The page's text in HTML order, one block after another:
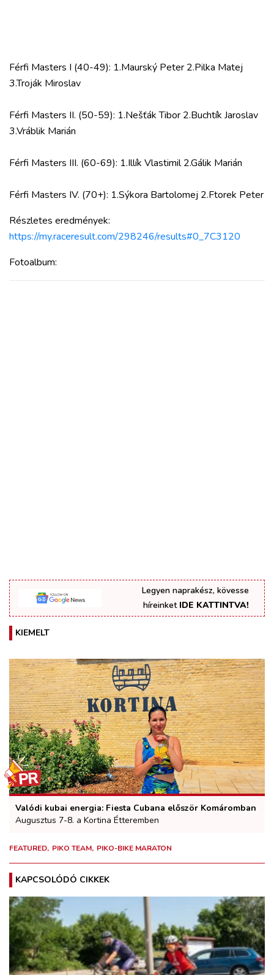
Férfi Masters I (40-49): 1.Maurský Peter 2.Pilka Matej
3.Troják Miroslav
Férfi Masters II. (50-59): 1.Nešťák Tibor 2.Buchtík Jaroslav
3.Vráblik Marián
Férfi Masters III. (60-69): 1.Illík Vlastimil 2.Gálik Marián
Férfi Masters IV. (70+): 1.Sýkora Bartolomej 2.Ftorek Peter
Részletes eredmények:
https://my.raceresult.com/298246/results#0_7C3120
Fotoalbum:
Legyen naprakész, kövesse
híreinket IDE KATTINTVA!
KIEMELT
Valódi kubai energia: Fiesta Cubana először Komáromban
Augusztus 7-8. a Kortina Étteremben
FEATURED PIKO TEAM PIKO-BIKE MARATON
KAPCSOLÓDÓ CIKKEK